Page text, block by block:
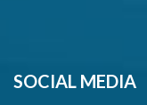
SOCIAL MEDIA